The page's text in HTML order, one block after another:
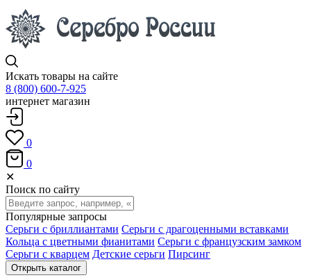
Искать товары на сайте
8 (800) 600-7-925
интернет магазин
0
0
✕
Поиск по сайту
Популярные запросы
Серьги с бриллиантами Серьги с драгоценными вставками
Кольца с цветными фианитами Серьги с французским замком
Серьги с кварцем Детские серьги Пирсинг
Открыть каталог